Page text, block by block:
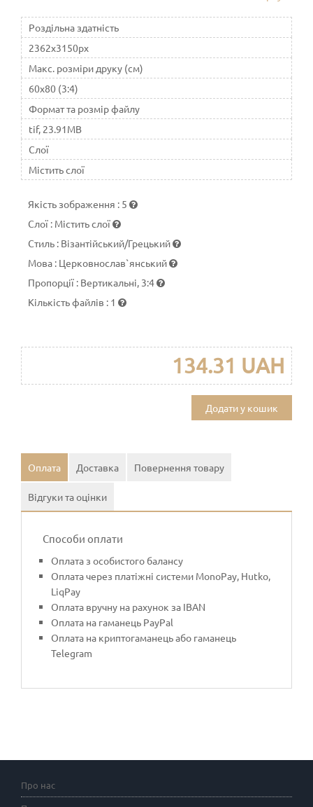
Роздільна здатність
2362x3150px
Макс. розміри друку (см)
60x80 (3:4)
Формат та розмір файлу
tif, 23.91MB
Слої
Містить слої
Якість зображення : 5
Слої : Містить слої
Стиль : Візантійський/Грецький
Мова : Церковнослав`янський
Пропорції : Вертикальні, 3:4
Кількість файлів : 1
134.31 UAH
Додати у кошик
Оплата Доставка Повернення товару
Відгуки та оцінки
Способи оплати
Оплата з особистого балансу
Оплата через платіжні системи MonoPay, Hutko,
LiqPay
Оплата вручну на рахунок за IBAN
Оплата на гаманець PayPal
Оплата на криптогаманець або гаманець
Telegram
Про нас